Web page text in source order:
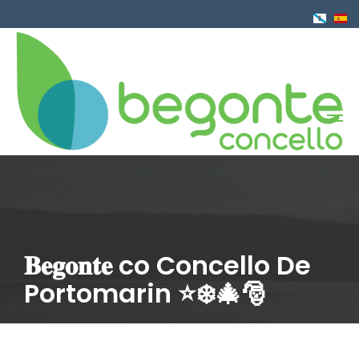
o
𝐁𝐞𝐠𝐨𝐧𝐭𝐞 co Concello De
Portomarin ⭐️❄️🎄🎅